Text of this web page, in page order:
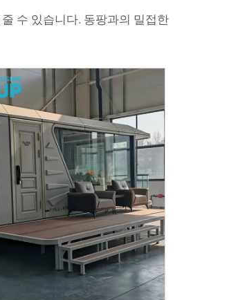
수 있습니다. 동팡과의 밀접한